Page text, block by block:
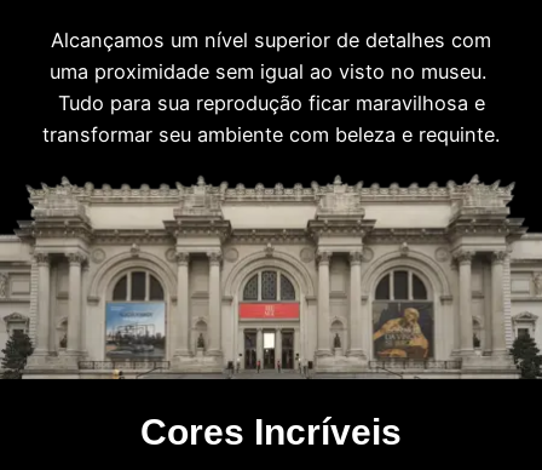
Alcançamos um nível superior de detalhes com
uma proximidade sem igual ao visto no museu.
Tudo para sua reprodução ficar maravilhosa e
transformar seu ambiente com beleza e requinte.
Cores Incríveis